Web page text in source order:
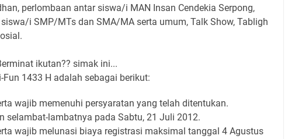
perlombaan antar siswa/i MAN Insan Cendekia Serpong,
i SMP/MTs dan SMA/MA serta umum, Talk Show, Tabligh
ikutan?? simak ini...
Fun 1433 H adalah sebagai berikut:
wajib memenuhi persyaratan yang telah ditentukan.
selambat-lambatnya pada Sabtu, 21 Juli 2012.
wajib melunasi biaya registrasi maksimal tanggal 4 Agustus